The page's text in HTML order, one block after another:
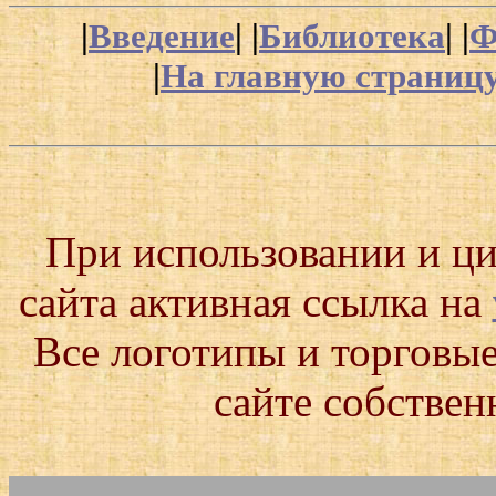
|Введение| |Библиотека| |
|На главную
При использовании и
сайта активная ссылка на
Все логотипы и
сайте